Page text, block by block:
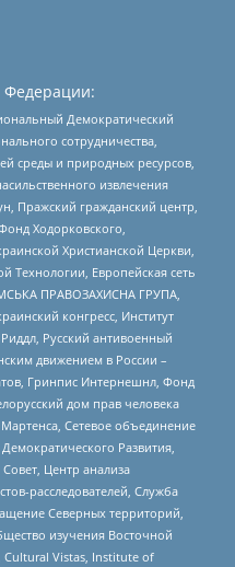
Федерации:
Демократический
сотрудничества,
среды и природных ресурсов,
извлечения
Пражский гражданский центр,
Ходорковского,
Христианской Церкви,
Европейская сеть
ПРАВОЗАХИСНА ГРУПА,
конгресс, Институт
Русский антивоенный
движением в России –
Гринпис Интернешнл, Фонд
дом прав человека
Сетевое объединение
Развития,
Центр анализа
расследователей, Служба
Северных территорий,
изучения Восточной
Vistas, Institute of